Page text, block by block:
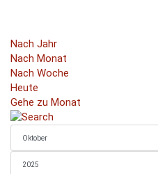
Nach Jahr
Nach Monat
Nach Woche
Heute
Gehe zu Monat